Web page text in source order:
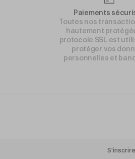
Paiements
Toutes nos
hautement
protocole SSL est
protéger vos
personnelles et
S'inscrire